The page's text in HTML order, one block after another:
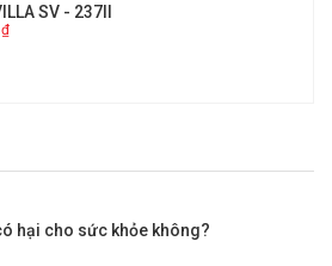
SV - 237II
₫
hại cho sức khỏe không?